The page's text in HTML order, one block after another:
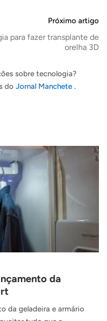
Próximo artigo
para fazer transplante de
orelha 3D
sobre tecnologia?
do Jornal Manchete .
da
da geladeira e armário